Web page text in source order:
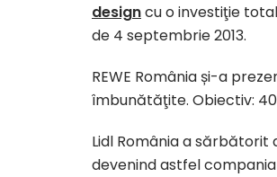
designcu o investiţie
de 4 septembrie 2013.
REWE România și-a
îmbunătăţite. Obiectiv:
Lidl România a sărbătorit
devenind astfel